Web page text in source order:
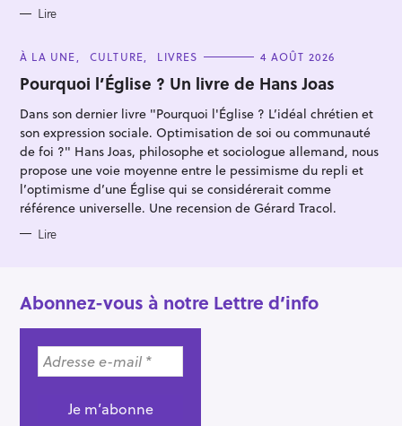
S Lire
C
T
E
O
I
E
S
À LA UNE CULTURE LIVRES 4 AOÛT 2026
Pourquoi l’Église ? Un livre de Hans Joas
Dans son dernier livre "Pourquoi l'Église ? L’idéal chrétien et
son expression sociale. Optimisation de soi ou communauté
de foi ?" Hans Joas, philosophe et sociologue allemand, nous
propose une voie moyenne entre le pessimisme du repli et
l’optimisme d’une Église qui se considérerait comme
référence universelle. Une recension de Gérard Tracol.
Lire
Abonnez-vous à notre Lettre d’info